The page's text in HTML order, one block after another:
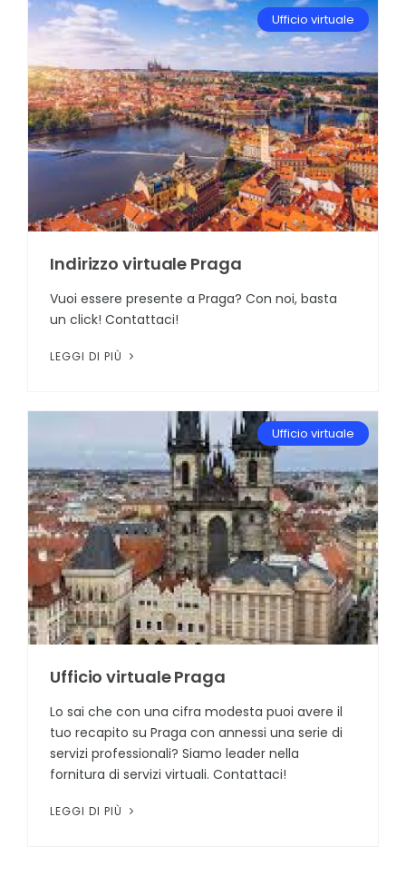
Ufficio virtuale
Indirizzo virtuale Praga
Vuoi essere presente a Praga? Con noi, basta
un click! Contattaci!
LEGGI DI PIÙ
Ufficio virtuale
Ufficio virtuale Praga
Lo sai che con una cifra modesta puoi avere il
tuo recapito su Praga con annessi una serie di
servizi professionali? Siamo leader nella
fornitura di servizi virtuali. Contattaci!
LEGGI DI PIÙ